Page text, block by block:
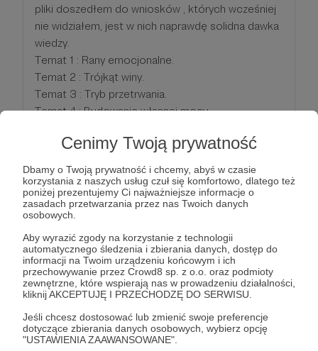
Cenimy Twoją prywatność
Dbamy o Twoją prywatność i chcemy, abyś w czasie
korzystania z naszych usług czuł się komfortowo, dlatego też
poniżej prezentujemy Ci najważniejsze informacje o
zasadach przetwarzania przez nas Twoich danych
osobowych.
Aby wyrazić zgody na korzystanie z technologii
automatycznego śledzenia i zbierania danych, dostęp do
informacji na Twoim urządzeniu końcowym i ich
przechowywanie przez Crowd8 sp. z o.o. oraz podmioty
zewnętrzne, które wspierają nas w prowadzeniu działalności,
kliknij AKCEPTUJĘ I PRZECHODZĘ DO SERWISU.
Jeśli chcesz dostosować lub zmienić swoje preferencje
dotyczące zbierania danych osobowych, wybierz opcję
"USTAWIENIA ZAAWANSOWANE".
pliki doszedłem do wniosków , których wcześniej
nie widziałem, jest w nich naprawdę solidna dawka
wiedzy.
Temat 1 : Rany emocjonalne.
Temat 2 : Trójkąt winy.
Temat 3 : Tryb przetrwania.
Temat 4 : Budowanie własnej mocy.
Temat 6 : Główne transformacje.
Temat 8 : Pieniądze i działanie
Patroni: 0
30 zł miesięcznie
Hej , jeśli wesprzesz mnie tą kwotą prześle Ci e-
booka, którego napisałem na pocztę. Wersje